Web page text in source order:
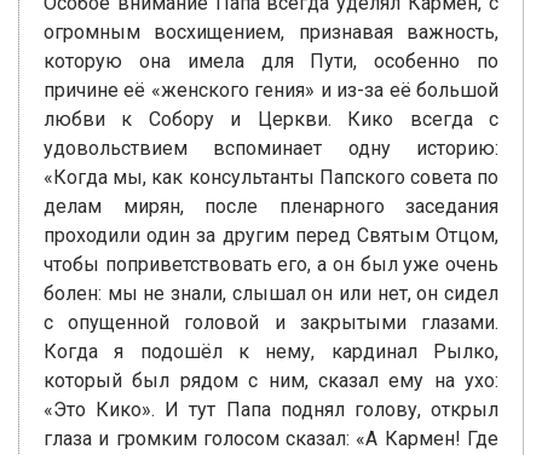
огромным восхищением, признавая важность,
которую она имела для Пути, особенно по
причине её «женского гения» и из-за её большой
любви к Собору и Церкви. Кико всегда с
удовольствием вспоминает одну историю:
«Когда мы, как консультанты Папского совета по
делам мирян, после пленарного заседания
проходили один за другим перед Святым Отцом,
чтобы поприветствовать его, а он был уже очень
болен: мы не знали, слышал он или нет, он сидел
с опущенной головой и закрытыми глазами.
Когда я подошёл к нему, кардинал Рылко,
который был рядом с ним, сказал ему на ухо:
«Это Кико». И тут Папа поднял голову, открыл
глаза и громким голосом сказал: «А Кармен! Где